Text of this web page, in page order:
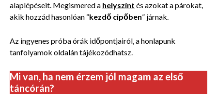
alaplépéseit. Megismered a helyszínt és azokat a párokat,
akik hozzád hasonlóan “kezdő cipőben” járnak.
Az ingyenes próba órák időpontjairól, a honlapunk
tanfolyamok oldalán tájékozódhatsz.
Mi van, ha nem érzem jól magam az első
táncórán?